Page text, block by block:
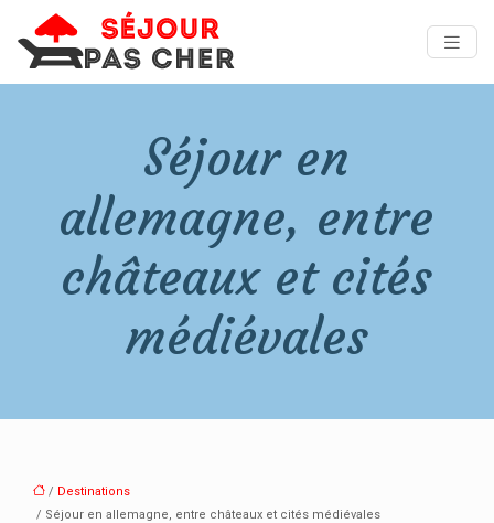
Séjour en
allemagne, entre
châteaux et cités
médiévales
/ Destinations
/ Séjour en allemagne, entre châteaux et cités médiévales